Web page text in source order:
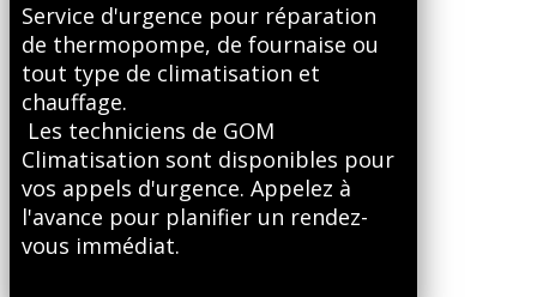
Service d'urgence pour réparation
de thermopompe, de fournaise ou
tout type de climatisation et
chauffage.
Les techniciens de GOM
Climatisation sont disponibles pour
vos appels d'urgence. Appelez à
l'avance pour planifier un rendez-
vous immédiat.